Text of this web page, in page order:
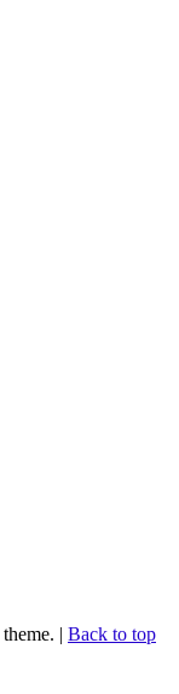
theme. | Back to top